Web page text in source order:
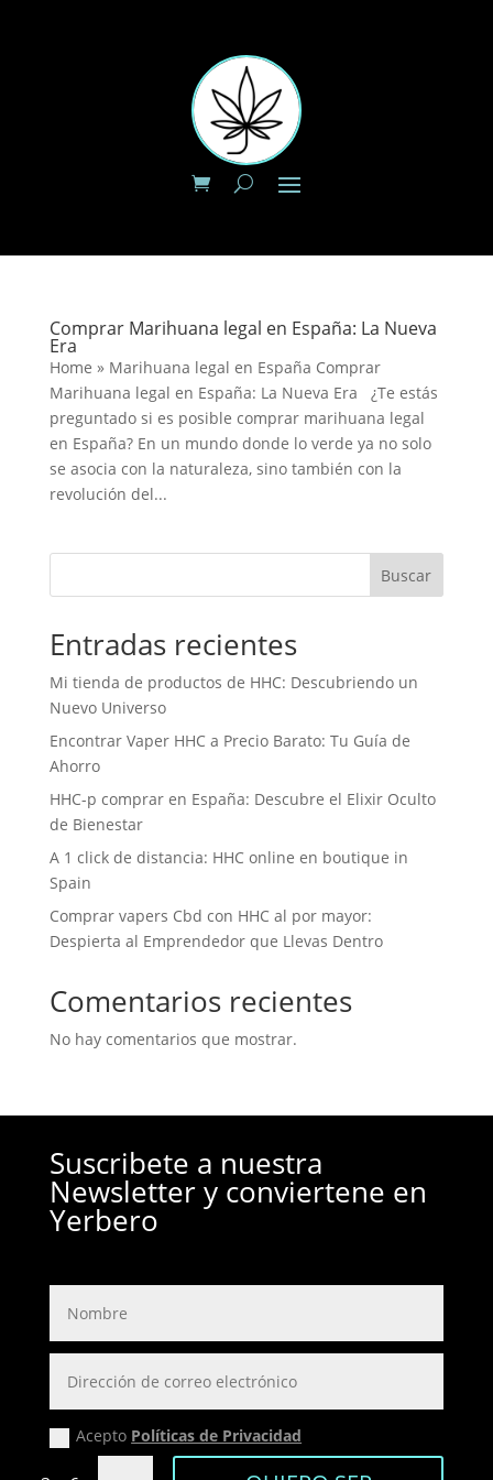
Comprar Marihuana legal en España: La Nueva
Era
Home » Marihuana legal en España Comprar
Marihuana legal en España: La Nueva Era ¿Te estás
preguntado si es posible comprar marihuana legal
en España? En un mundo donde lo verde ya no solo
se asocia con la naturaleza, sino también con la
revolución del...
Buscar
Entradas recientes
Mi tienda de productos de HHC: Descubriendo un
Nuevo Universo
Encontrar Vaper HHC a Precio Barato: Tu Guía de
Ahorro
HHC-p comprar en España: Descubre el Elixir Oculto
de Bienestar
A 1 click de distancia: HHC online en boutique in
Spain
Comprar vapers Cbd con HHC al por mayor:
Despierta al Emprendedor que Llevas Dentro
Comentarios recientes
No hay comentarios que mostrar.
Suscribete a nuestra
Newsletter y conviertene en
Yerbero
Acepto Políticas de Privacidad